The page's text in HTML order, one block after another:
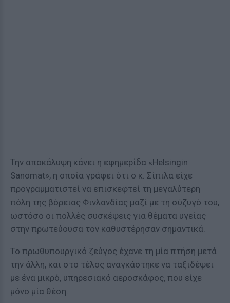
Την αποκάλυψη κάνει η εφημερίδα «Helsingin
Sanomat», η οποία γράφει ότι ο κ. Σίπιλα είχε
προγραμματιστεί να επισκεφτεί τη μεγαλύτερη
πόλη της βόρειας Φινλανδίας μαζί με τη σύζυγό του,
ωστόσο οι πολλές συσκέψεις για θέματα υγείας
στην πρωτεύουσα τον καθυστέρησαν σημαντικά.
Το πρωθυπουργικό ζεύγος έχανε τη μία πτήση μετά
την άλλη, και στο τέλος αναγκάστηκε να ταξιδέψει
με ένα μικρό, υπηρεσιακό αεροσκάφος, που είχε
μόνο μία θέση.